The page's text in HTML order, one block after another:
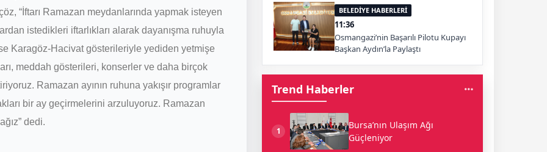
“İftarı Ramazan meydanlarında yapmak isteyen
istedikleri iftarlıkları alarak dayanışma ruhuyla
Karagöz-Hacivat gösterileriyle yediden yetmişe
meddah gösterileri, konserler ve daha birçok
Ramazan ayının ruhuna yakışır programlar
bir ay geçirmelerini arzuluyoruz. Ramazan
dedi.
BELEDİYE HABERLERİ
11:36
Osmangazi’nin Başarılı Pilotu Kupayı
Başkan Aydın’la Paylaştı
Trend Haberler
1
Bursa’nın Ulaşım Ağı
Güçleniyor